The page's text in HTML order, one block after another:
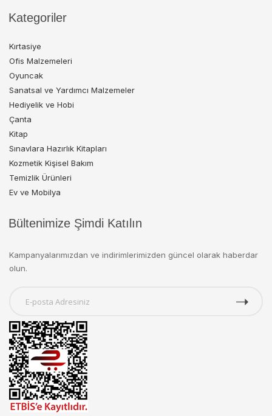
Kategoriler
Kırtasiye
Ofis Malzemeleri
Oyuncak
Sanatsal ve Yardımcı Malzemeler
Hediyelik ve Hobi
Çanta
Kitap
Sınavlara Hazırlık Kitapları
Kozmetik Kişisel Bakım
Temizlik Ürünleri
Ev ve Mobilya
Bültenimize Şimdi Katılın
Kampanyalarımızdan ve indirimlerimizden güncel olarak haberdar
olun.